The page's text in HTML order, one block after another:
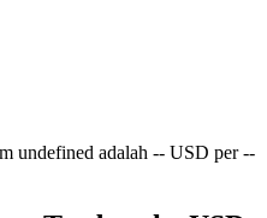
undefined adalah -- USD per --